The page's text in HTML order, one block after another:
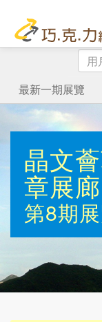
用
戶
號
碼
最新一期展覽
晶文
章展廊
第8期